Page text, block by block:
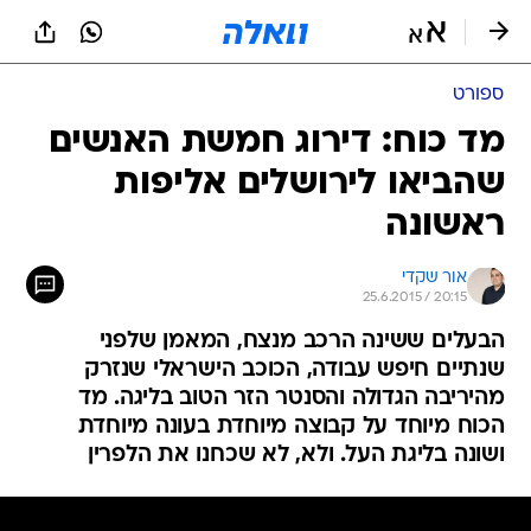
ספורט
מד כוח: דירוג חמשת האנשים
שהביאו לירושלים אליפות
ראשונה
אור שקדי
25.6.2015 / 20:15
הבעלים ששינה הרכב מנצח, המאמן שלפני
שנתיים חיפש עבודה, הכוכב הישראלי שנזרק
מהיריבה הגדולה והסנטר הזר הטוב בליגה. מד
הכוח מיוחד על קבוצה מיוחדת בעונה מיוחדת
ושונה בליגת העל. ולא, לא שכחנו את הלפרין